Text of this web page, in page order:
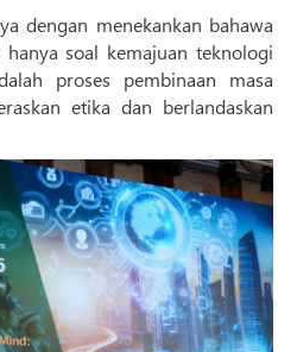
dengan menekankan bahawa
soal kemajuan teknologi
proses pembinaan masa
etika dan berlandaskan